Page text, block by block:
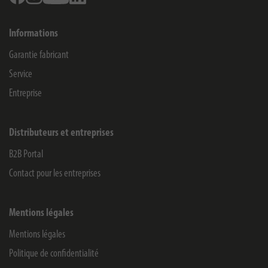
Informations
Garantie fabricant
Service
Entreprise
Distributeurs et entreprises
B2B Portal
Contact pour les entreprises
Mentions légales
Mentions légales
Politique de confidentialité